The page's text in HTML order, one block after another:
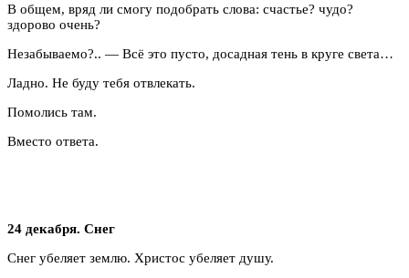
В общем, вряд ли смогу подобрать слова: счастье? чудо?
здорово очень?
Незабываемо?.. — Всё это пусто, досадная тень в круге света…
Ладно. Не буду тебя отвлекать.
Помолись там.
Вместо ответа.
24 декабря. Снег
Снег убеляет землю. Христос убеляет душу.